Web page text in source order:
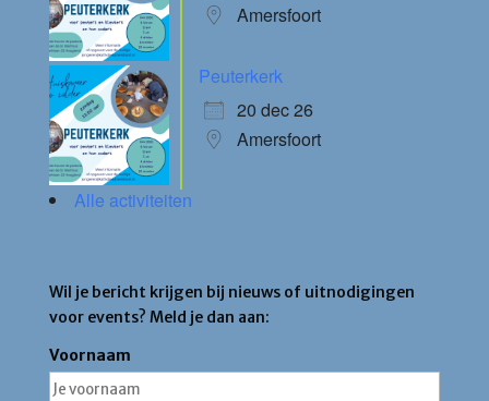
Amersfoort
Peuterkerk
20 dec 26
Amersfoort
Alle activiteiten
Wil je bericht krijgen bij nieuws of uitnodigingen
voor events? Meld je dan aan:
Voornaam